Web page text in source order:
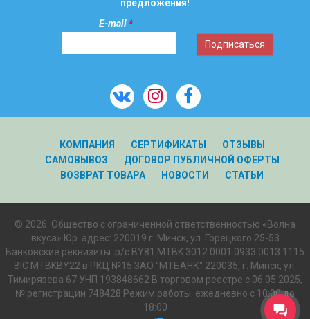
предложения!
E-mail*
КОМПАНИЯ СЕРТИФИКАТЫ
ОТЗЫВЫ
САМОВЫВОЗ
ДОГОВОР ПУБЛИЧНОЙ ОФЕРТЫ
ВОЗВРАТ ТОВАРА
НОВОСТИ СТАТЬИ
© 2026. Общество с ограниченной ответственностью «Волна
вкуса» Юр. адрес: 220019 г. Минск, ул. Горецкого 25-53
Банковские реквизиты: р/с BY81 MTBK 3012 0001 0933 0013 1115
BIC MTBKBY22 в РКЦ №15 ЗАО "МТБАНК" 220035, г. Минск, ул.
Тимирязева 67 УНП 193848662 В торговом реестре с 06.05.2025,
№ регистрации 748428 Режим работы: ежедневно c 10:00 до
18:00